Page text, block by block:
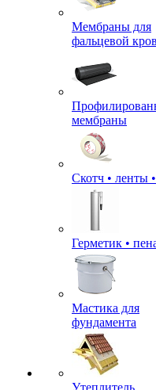
Мембраны для
фальцевой
мембраны
Скотч • ленты
Герметик •
Мастика для
фундамента
Утеплитель